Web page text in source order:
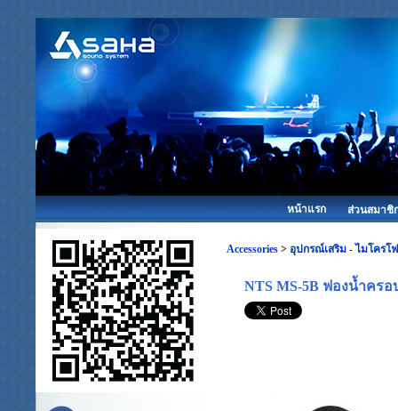
หน้าแรก ส่วนสมาชิ
Accessories > อุปกรณ์เสริม - ไมโครโ
NTS MS-5B ฟองน้ำคร